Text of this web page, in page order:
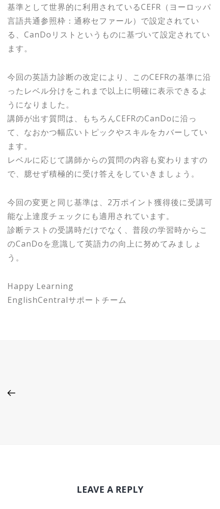
基準として世界的に利用されているCEFR（ヨーロッパ
言語共通参照枠：通称セファール）で設定されてい
る、CanDoリストというものに基づいて設定されてい
ます。
今回の英語力診断の改定により、このCEFRの基準に沿
ったレベル分けをこれまで以上に明確に表示できるよ
うになりました。
講師が出す質問は、もちろんCEFRのCanDoに沿っ
て、なおかつ幅広いトピックやスキルをカバーしてい
ます。
レベルに応じて講師からの質問の内容も変わりますの
で、臆せず積極的に受け答えをしていきましょう。
今回の変更と同じ基準は、2万ポイント獲得後に受講可
能な上達度チェックにも適用されています。
診断テストの受講時だけでなく、普段の学習時からこ
のCanDoを意識して英語力の向上に努めてみましょ
う。
Happy Learning
EnglishCentralサポートチーム
LEAVE A REPLY